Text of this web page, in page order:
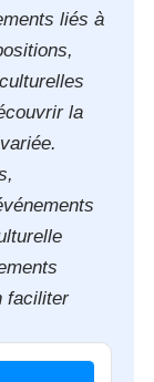
liés à
la
faciliter